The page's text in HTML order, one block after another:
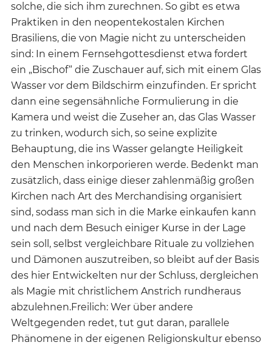
solche, die sich ihm zurechnen. So gibt es etwa
Praktiken in den neopentekostalen Kirchen
Brasiliens, die von Magie nicht zu unterscheiden
sind: In einem Fernsehgottesdienst etwa fordert
ein „Bischof“ die Zuschauer auf, sich mit einem Glas
Wasser vor dem Bildschirm einzufinden. Er spricht
dann eine segensähnliche Formulierung in die
Kamera und weist die Zuseher an, das Glas Wasser
zu trinken, wodurch sich, so seine explizite
Behauptung, die ins Wasser gelangte Heiligkeit
den Menschen inkorporieren werde. Bedenkt man
zusätzlich, dass einige dieser zahlenmäßig großen
Kirchen nach Art des Merchandising organisiert
sind, sodass man sich in die Marke einkaufen kann
und nach dem Besuch einiger Kurse in der Lage
sein soll, selbst vergleichbare Rituale zu vollziehen
und Dämonen auszutreiben, so bleibt auf der Basis
des hier Entwickelten nur der Schluss, dergleichen
als Magie mit christlichem Anstrich rundheraus
abzulehnen.Freilich: Wer über andere
Weltgegenden redet, tut gut daran, parallele
Phänomene in der eigenen Religionskultur ebenso